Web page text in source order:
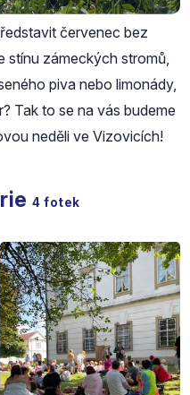
červenec bez
stínu zámeckých stromů,
piva nebo limonády,
Tak to se na vás budeme
neděli ve Vizovicích!
4 fotek